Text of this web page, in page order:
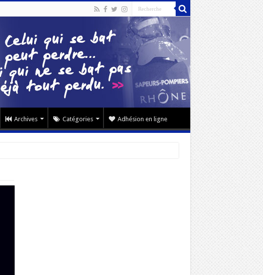
Archives Catégories Adhésion en ligne